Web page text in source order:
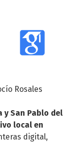
Rosales
y San Pablo del
local en
digital,